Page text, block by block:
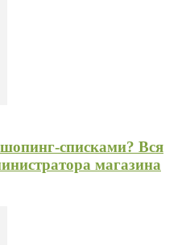
списками? Вся
магазина